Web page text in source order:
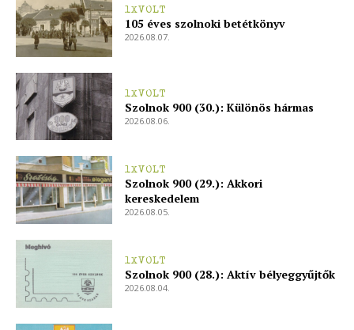
1XVOLT
105 éves szolnoki betétkönyv
2026.08.07.
1XVOLT
Szolnok 900 (30.): Különös hármas
2026.08.06.
1XVOLT
Szolnok 900 (29.): Akkori
kereskedelem
2026.08.05.
1XVOLT
Szolnok 900 (28.): Aktív bélyeggyűjtők
2026.08.04.